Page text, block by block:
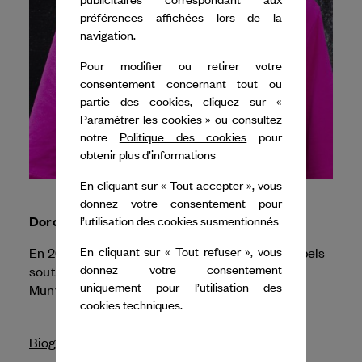
Dorothée Munyaneza
En 2026, Dance Reflections byVan Cleef & Arpels
soutient la prochaine création de Dorothée
Munyaneza,Résonance Var.2.
Biographie
préférences affichées lors de la
navigation.
Pour modifier ou retirer votre
consentement concernant tout ou
partie des cookies, cliquez sur «
Paramétrer les cookies » ou consultez
notre Politique des cookies pour
obtenir plus d’informations
En cliquant sur « Tout accepter », vous
donnez votre consentement pour
l’utilisation des cookies susmentionnés
En cliquant sur « Tout refuser », vous
donnez votre consentement
uniquement pour l’utilisation des
cookies techniques.